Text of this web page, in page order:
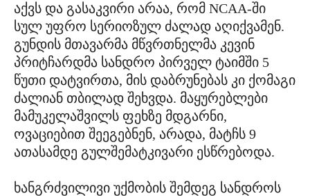
აქვს და გასაკვირი არაა, რომ NCAA-ში
სულ უფრო სერიოზულ ძალად აღიქვამენ.
გუნდის მთავარმა მწვრთნელმა კევინ
პრიტჩარდმა სანდრო პირველ ტაიმში 5
წუთი დატვირთა, მის დაბრუნებას კი ქომაგი
ძალიან თბილად შეხვდა. მაყურებლები
მამუკელაშვილს ფეხზე მდგარნი,
ოვაციებით შეეგებნენ, არადა, მატჩს 9
ათასამდე გულშემატკივარი ესწრებოდა.
ხანგრძვილივი უქმობის შემდეგ სანდროს